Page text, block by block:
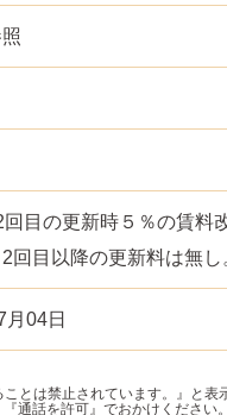
目の更新時５％の賃料
回目以降の更新料は無し
月04日
ことは禁止されています。』と
通話を許可』でおかけください